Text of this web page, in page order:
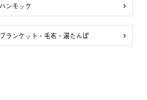
ハンモック
ブランケット・毛布・湯たんぽ